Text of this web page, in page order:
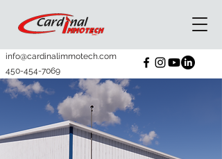
info@cardinalimmotech.com
450-454-7069